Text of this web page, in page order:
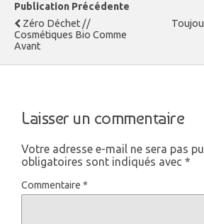
Publication Précédente
Zéro Déchet //
Cosmétiques Bio Comme
Avant
Laisser un commentaire
Votre adresse e-mail ne sera pas
obligatoires sont indiqués avec *
Commentaire *